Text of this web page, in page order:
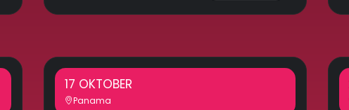
17 OKTOBER
Panama